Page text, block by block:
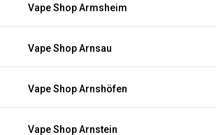
Vape Shop Armsheim
Vape Shop Arnsau
Vape Shop Arnshöfen
Vape Shop Arnstein